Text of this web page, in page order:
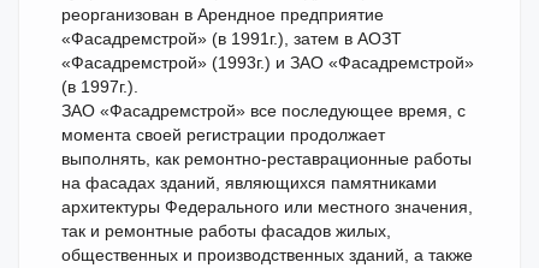
реорганизован в Арендное предприятие
«Фасадремстрой» (в 1991г.), затем в АОЗТ
«Фасадремстрой» (1993г.) и ЗАО «Фасадремстрой»
(в 1997г.).
ЗАО «Фасадремстрой» все последующее время, с
момента своей регистрации продолжает
выполнять, как ремонтно-реставрационные работы
на фасадах зданий, являющихся памятниками
архитектуры Федерального или местного значения,
так и ремонтные работы фасадов жилых,
общественных и производственных зданий, а также